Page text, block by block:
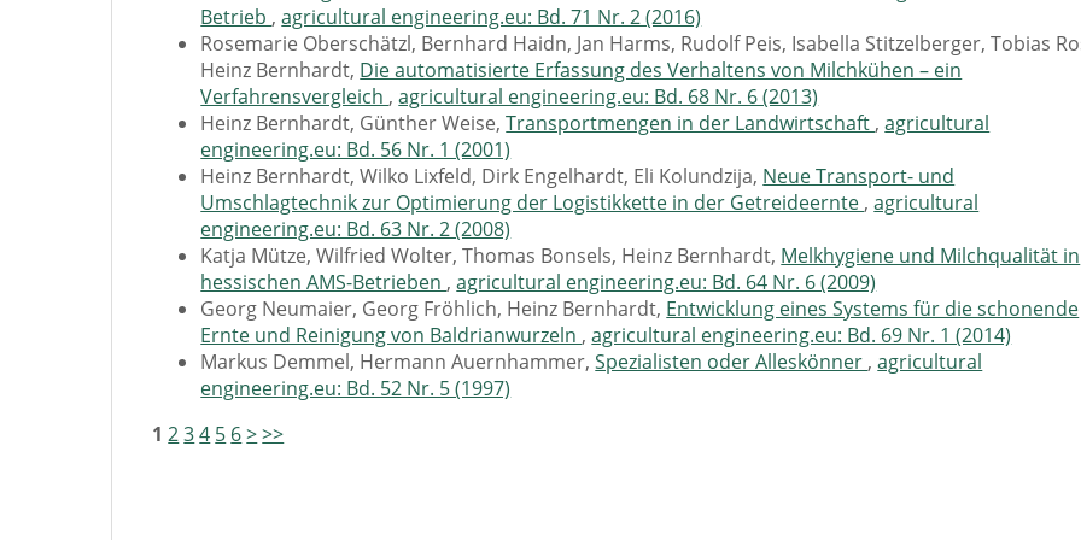
Betrieb ,agricultural engineering.eu: Bd. 71 Nr. 2 (2016)
Rosemarie Oberschätzl, Bernhard Haidn, Jan Harms, Rudolf Peis, Isabella Stitzelberger, Tobias
Heinz Bernhardt, Die automatisierte Erfassung des Verhaltens von Milchkühen – ein
Verfahrensvergleich ,agricultural engineering.eu: Bd. 68 Nr. 6 (2013)
Heinz Bernhardt, Günther Weise,Transportmengen in der Landwirtschaft ,agricultural
engineering.eu: Bd. 56 Nr. 1 (2001)
Heinz Bernhardt, Wilko Lixfeld, Dirk Engelhardt, Eli Kolundzija, Neue Transport- und
Umschlagtechnik zur Optimierung der Logistikkette in der Getreideernte ,agricultural
engineering.eu: Bd. 63 Nr. 2 (2008)
Katja Mütze, Wilfried Wolter, Thomas Bonsels, Heinz Bernhardt, Melkhygiene und Milchqualität in
hessischen AMS-Betrieben ,agricultural engineering.eu: Bd. 64 Nr. 6 (2009)
Georg Neumaier, Georg Fröhlich, Heinz Bernhardt, Entwicklung eines Systems für die schonende
Ernte und Reinigung von Baldrianwurzeln ,agricultural engineering.eu: Bd. 69 Nr. 1 (2014)
Markus Demmel, Hermann Auernhammer,Spezialisten oder Alleskönner ,agricultural
engineering.eu: Bd. 52 Nr. 5 (1997)
1 234 5 6>>>